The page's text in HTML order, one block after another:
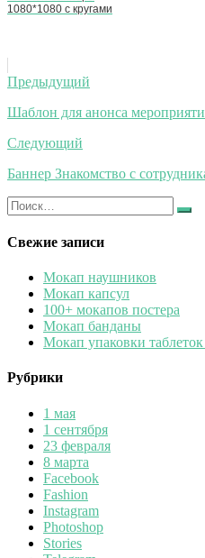
1080*1080 с кругами
Навигация
по
записям
Предыдущий
Шаблон для анонса
Следующий
Баннер Знакомство с
Искать:
Свежие записи
Мокап наушников
Мокап капсул
100+ мокапов постера
Мокап банданы
Мокап упаковки
Рубрики
1 мая
1 сентября
23 февраля
8 марта
Facebook
Fashion
Instagram
Photoshop
Stories